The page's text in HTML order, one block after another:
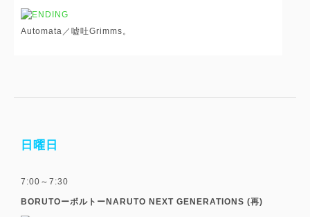
Automata／嘘吐Grimms。
日曜日
7:00～7:30
BORUTOーボルトーNARUTO NEXT GENERATIONS (再)